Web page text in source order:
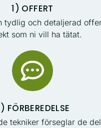
1) OFFERT
tydlig och detaljerad
som ni vill ha tätat.
FÖRBEREDELSE
tekniker förseglar de